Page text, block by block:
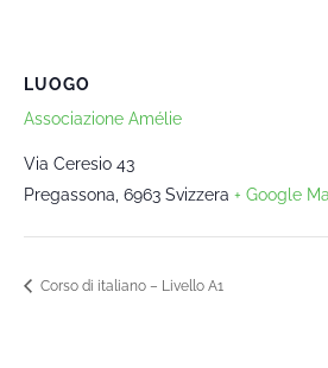
LUOGO
Associazione Amélie
Via Ceresio 43
Pregassona 6963 Svizzera + Google
Corso di italiano – Livello A1